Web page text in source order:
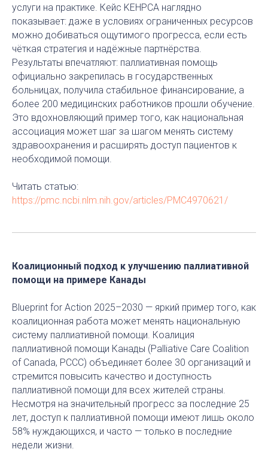
услуги на практике. Кейс KEHPCA наглядно
показывает: даже в условиях ограниченных ресурсов
можно добиваться ощутимого прогресса, если есть
чёткая стратегия и надёжные партнёрства.
Результаты впечатляют: паллиативная помощь
официально закрепилась в государственных
больницах, получила стабильное финансирование, а
более 200 медицинских работников прошли обучение.
Это вдохновляющий пример того, как национальная
ассоциация может шаг за шагом менять систему
здравоохранения и расширять доступ пациентов к
необходимой помощи.
Читать статью:
https://pmc.ncbi.nlm.nih.gov/articles/PMC4970621/
Коалиционный подход к улучшению паллиативной
помощи на примере Канады
Blueprint for Action 2025–2030 — яркий пример того, как
коалиционная работа может менять национальную
систему паллиативной помощи. Коалиция
паллиативной помощи Канады (Palliative Care Coalition
of Canada, PCCC) объединяет более 30 организаций и
стремится повысить качество и доступность
паллиативной помощи для всех жителей страны.
Несмотря на значительный прогресс за последние 25
лет, доступ к паллиативной помощи имеют лишь около
58% нуждающихся, и часто — только в последние
недели жизни.